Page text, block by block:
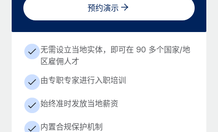
预约演示
无需设立当地实体，即可在 90 多个国家/地
区雇佣人才
由专职专家进行入职培训
始终准时发放当地薪资
内置合规保护机制